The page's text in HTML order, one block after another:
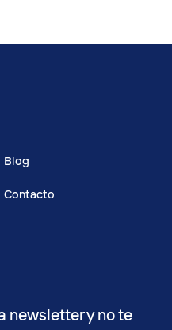
Blog
Contacto
newsletter y no te